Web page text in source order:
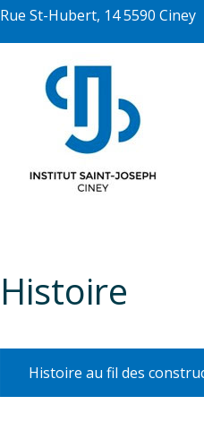
Rue St-Hubert, 14 5590 Ciney
Histoire
Histoire au fil des